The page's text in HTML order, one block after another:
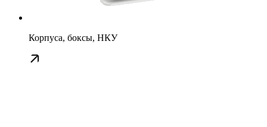
Корпуса, боксы, НКУ